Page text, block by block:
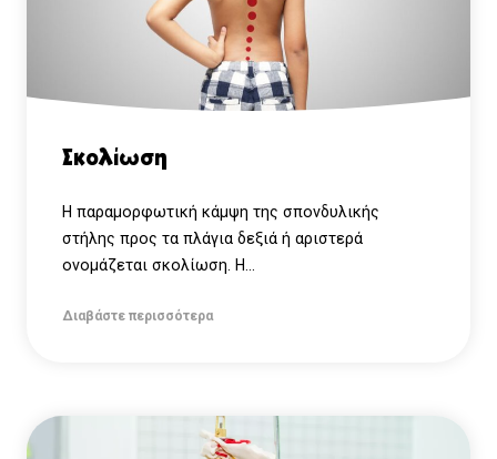
Σκολίωση
Η παραμορφωτική κάμψη της σπονδυλικής
στήλης προς τα πλάγια δεξιά ή αριστερά
ονομάζεται σκολίωση. Η...
Διαβάστε περισσότερα